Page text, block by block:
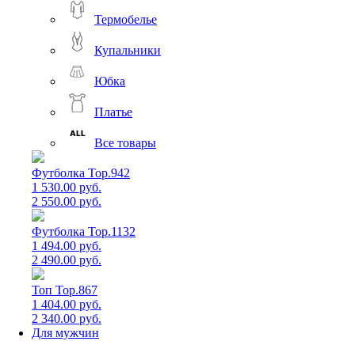
Термобелье
Купальники
Юбка
Платье
Все товары
Футболка Top.942
1 530.00 руб.
2 550.00 руб.
Футболка Top.1132
1 494.00 руб.
2 490.00 руб.
Топ Top.867
1 404.00 руб.
2 340.00 руб.
Для мужчин